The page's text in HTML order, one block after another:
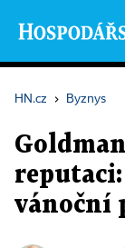
HN.cz › Byznys
vánoční